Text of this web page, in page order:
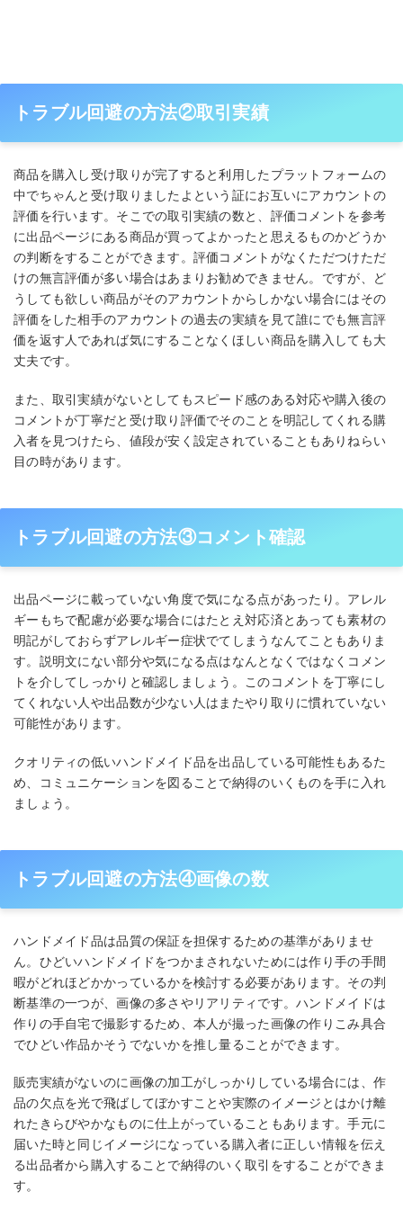
トラブル回避の方法②取引実績
商品を購入し受け取りが完了すると利用したプラットフォームの
中でちゃんと受け取りましたよという証にお互いにアカウントの
評価を行います。そこでの取引実績の数と、評価コメントを参考
に出品ページにある商品が買ってよかったと思えるものかどうか
の判断をすることができます。評価コメントがなくただつけただ
けの無言評価が多い場合はあまりお勧めできません。ですが、ど
うしても欲しい商品がそのアカウントからしかない場合にはその
評価をした相手のアカウントの過去の実績を見て誰にでも無言評
価を返す人であれば気にすることなくほしい商品を購入しても大
丈夫です。
また、取引実績がないとしてもスピード感のある対応や購入後の
コメントが丁寧だと受け取り評価でそのことを明記してくれる購
入者を見つけたら、値段が安く設定されていることもありねらい
目の時があります。
トラブル回避の方法③コメント確認
出品ページに載っていない角度で気になる点があったり。アレル
ギーもちで配慮が必要な場合にはたとえ対応済とあっても素材の
明記がしておらずアレルギー症状でてしまうなんてこともありま
す。説明文にない部分や気になる点はなんとなくではなくコメン
トを介してしっかりと確認しましょう。このコメントを丁寧にし
てくれない人や出品数が少ない人はまたやり取りに慣れていない
可能性があります。
クオリティの低いハンドメイド品を出品している可能性もあるた
め、コミュニケーションを図ることで納得のいくものを手に入れ
ましょう。
トラブル回避の方法④画像の数
ハンドメイド品は品質の保証を担保するための基準がありませ
ん。ひどいハンドメイドをつかまされないためには作り手の手間
暇がどれほどかかっているかを検討する必要があります。その判
断基準の一つが、画像の多さやリアリティです。ハンドメイドは
作りの手自宅で撮影するため、本人が撮った画像の作りこみ具合
でひどい作品かそうでないかを推し量ることができます。
販売実績がないのに画像の加工がしっかりしている場合には、作
品の欠点を光で飛ばしてぼかすことや実際のイメージとはかけ離
れたきらびやかなものに仕上がっていることもあります。手元に
届いた時と同じイメージになっている購入者に正しい情報を伝え
る出品者から購入することで納得のいく取引をすることができま
す。